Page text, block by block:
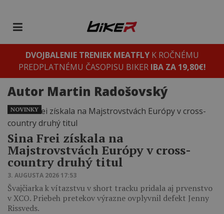
DVOJBALENIE TRENIEK MEATFLYK ROČNÉMU
PREDPLATNÉMU ČASOPISU BIKER IBA ZA 19,80€!
Autor Martin Radošovský
Sina Frei získala na
Majstrovstvách Európy v cross-
country druhý titul
3. AUGUSTA 2026 17:53
Švajčiarka k vítazstvu v short tracku pridala aj prvenstvo
v XCO. Priebeh pretekov výrazne ovplyvnil defekt Jenny
Rissveds.
NOVINKY